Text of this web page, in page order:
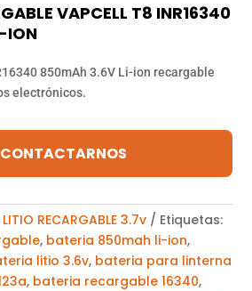
VAPCELL T8 INR16340
ION
850mAh 3.6V Li-ion recargable
electrónicos.
CONTACTARNOS
LITIO RECARGABLE 3.7v
Etiquetas:
, bateria 850mah li-ion,
litio 3.6v, bateria para linterna
, bateria recargable 16340,